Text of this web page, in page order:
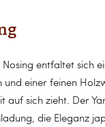
entfaltet sich
und einer feinen
auf sich zieht. Der
die Eleganz